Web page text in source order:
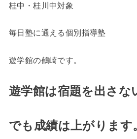
桂中・桂川中対象
毎日塾に通える個別指導塾
遊学館の鶴崎です。
遊学館は宿題を出さな
でも成績は上がります